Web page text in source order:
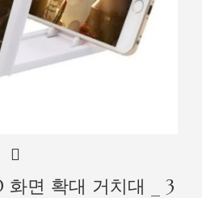
화면 확대 거치대 _ 3